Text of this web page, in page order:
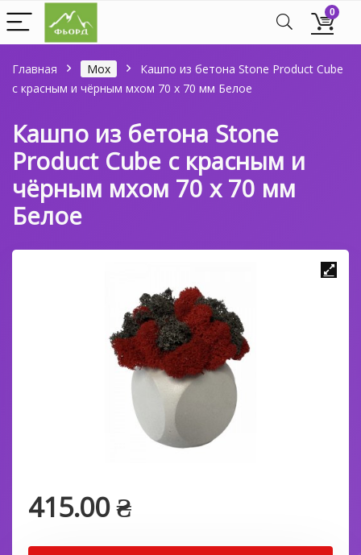
0
Главная Мох
Кашпо из бетона Stone Product Cube
с красным и чёрным мхом 70 х 70 мм Белое
Кашпо из бетона Stone
Product Cube с красным и
чёрным мхом 70 х 70 мм
Белое
415.00₴